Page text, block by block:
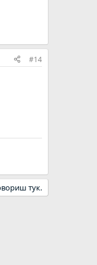
#14
тук.